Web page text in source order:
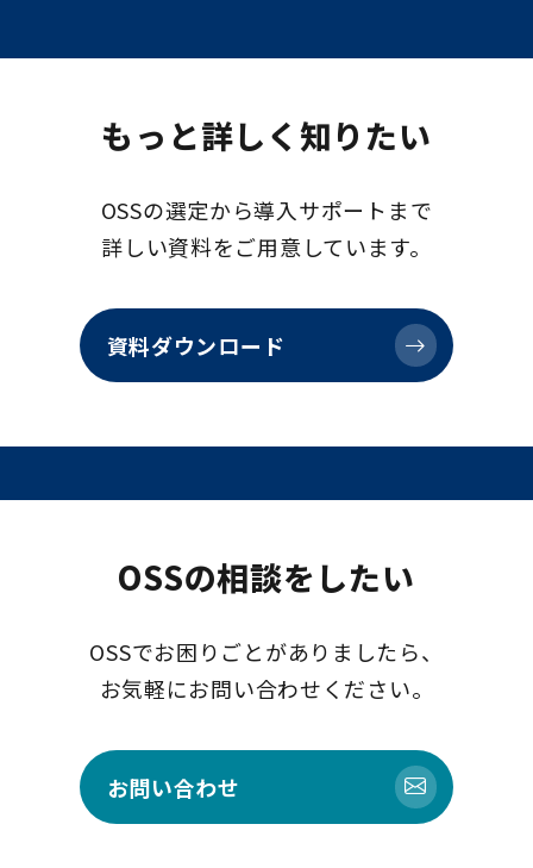
もっと詳しく知りたい
OSSの選定から導入サポートまで
詳しい資料をご用意しています。
資料ダウンロード
OSSの相談をしたい
OSSでお困りごとがありましたら、
お気軽にお問い合わせください。
お問い合わせ